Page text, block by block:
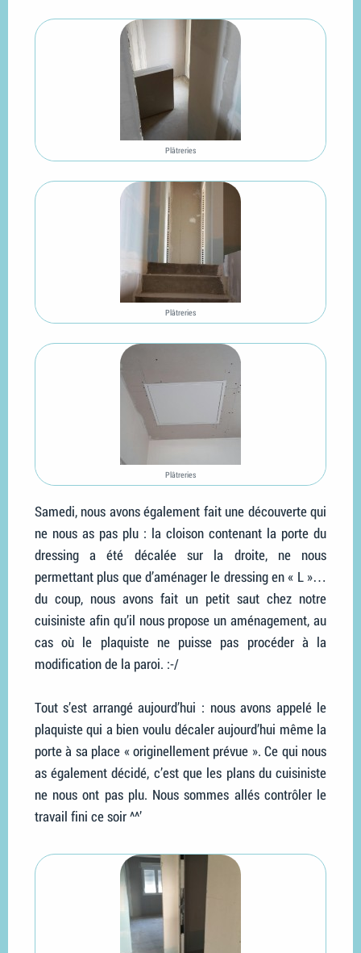
Plâtreries
Plâtreries
Plâtreries
Samedi, nous avons également fait une découverte qui
ne nous as pas plu : la cloison contenant la porte du
dressing a été décalée sur la droite, ne nous
permettant plus que d’aménager le dressing en « L »…
du coup, nous avons fait un petit saut chez notre
cuisiniste afin qu’il nous propose un aménagement, au
cas où le plaquiste ne puisse pas procéder à la
modification de la paroi. :-/
Tout s’est arrangé aujourd’hui : nous avons appelé le
plaquiste qui a bien voulu décaler aujourd’hui même la
porte à sa place « originellement prévue ». Ce qui nous
as également décidé, c’est que les plans du cuisiniste
ne nous ont pas plu. Nous sommes allés contrôler le
travail fini ce soir ^^’